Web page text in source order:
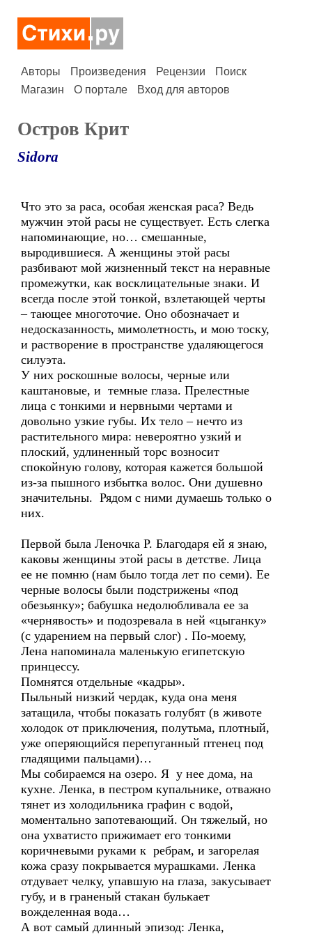
Авторы Произведения Рецензии
Поиск
Магазин
О портале Вход для авторов
Остров Крит
Sidora
Что это за раса, особая женская раса? Ведь
мужчин этой расы не существует. Есть слегка
напоминающие, но… смешанные,
выродившиеся. А женщины этой расы
разбивают мой жизненный текст на неравные
промежутки, как восклицательные знаки. И
всегда после этой тонкой, взлетающей черты
– тающее многоточие. Оно обозначает и
недосказанность, мимолетность, и мою тоску,
и растворение в пространстве удаляющегося
силуэта.
У них роскошные волосы, черные или
каштановые, и темные глаза. Прелестные
лица с тонкими и нервными чертами и
довольно узкие губы. Их тело – нечто из
растительного мира: невероятно узкий и
плоский, удлиненный торс возносит
спокойную голову, которая кажется большой
из-за пышного избытка волос. Они душевно
значительны. Рядом с ними думаешь только о
них.
Первой была Леночка Р. Благодаря ей я знаю,
каковы женщины этой расы в детстве. Лица
ее не помню (нам было тогда лет по семи). Ее
черные волосы были подстрижены «под
обезьянку»; бабушка недолюбливала ее за
«чернявость» и подозревала в ней «цыганку»
(с ударением на первый слог) . По-моему,
Лена напоминала маленькую египетскую
принцессу.
Помнятся отдельные «кадры».
Пыльный низкий чердак, куда она меня
затащила, чтобы показать голубят (в животе
холодок от приключения, полутьма, плотный,
уже оперяющийся перепуганный птенец под
гладящими пальцами)…
Мы собираемся на озеро. Я у нее дома, на
кухне. Ленка, в пестром купальнике, отважно
тянет из холодильника графин с водой,
моментально запотевающий. Он тяжелый, но
она ухватисто прижимает его тонкими
коричневыми руками к ребрам, и загорелая
кожа сразу покрывается мурашками. Ленка
отдувает челку, упавшую на глаза, закусывает
губу, и в граненый стакан булькает
вожделенная вода…
А вот самый длинный эпизод: Ленка,